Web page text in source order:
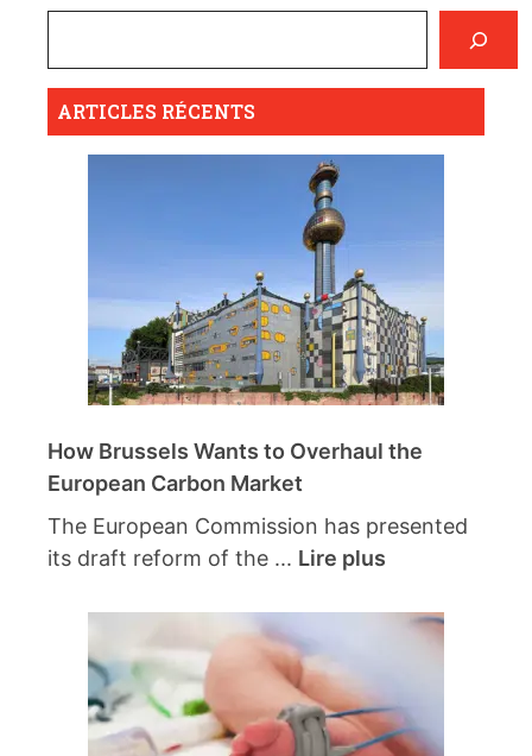
ARTICLES RÉCENTS
How Brussels Wants to Overhaul the
European Carbon Market
The European Commission has presented
its draft reform of the ... Lire plus